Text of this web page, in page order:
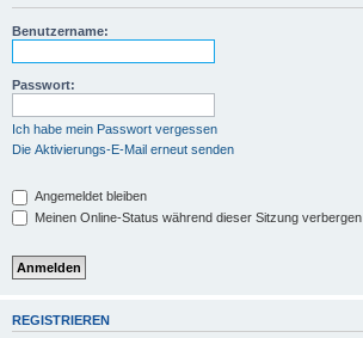
Benutzername:
Passwort:
Ich habe mein Passwort vergessen
Die Aktivierungs-E-Mail erneut senden
Angemeldet bleiben
Meinen Online-Status während dieser Sitzung verbergen
REGISTRIEREN